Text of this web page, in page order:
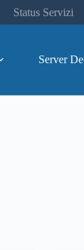
Status Servizi
Server